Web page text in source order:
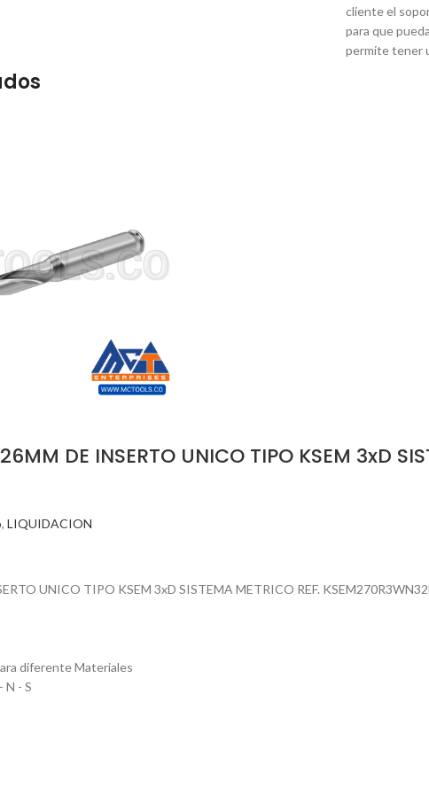
cliente el
para que
permite tener
DE INSERTO UNICO TIPO KSEM 3xD
, LIQUIDACION
UNICO TIPO KSEM 3xD SISTEMA METRICO REF.
diferente Materiales
N - S